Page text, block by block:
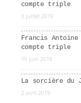
compte triple
3 juillet 2019
Francis
compte triple
19 juin 2019
La sorcière du
2 avril 2019